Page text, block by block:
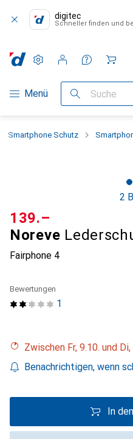
digitec
Schneller finden und
Navigation nach Kategorien
Menü Suche
Einstellungen
Kundenkonto
Vergleichslisten
Merklisten
Warenkorb
Smartphone Schutz
2
Noreve
Fairphone 4
CHF
139.–
1
Bewertungen
Zwischen Fr, 9.10. und
Benachrichtigen, wenn
In